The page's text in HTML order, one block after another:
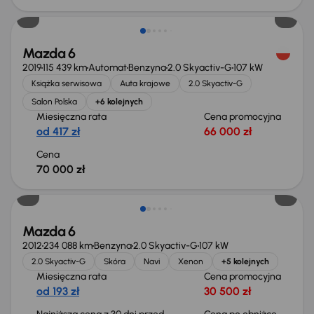
Mazda 6
2019115 439 kmAutomatBenzyna2.0 Skyactiv-G107 kW
Książka serwisowa Auta krajowe
2.0 Skyactiv-G
Salon Polska
+6 kolejnych
Miesięczna rata
od 417 zł
Cena promocyjna
66 000 zł
Cena
70 000 zł
Mazda 6
2012234 088 kmBenzyna2.0 Skyactiv-G107 kW
2.0 Skyactiv-G Skóra Navi Xenon +5 kolejnych
Miesięczna rata
od 193 zł
Cena promocyjna
30 500 zł